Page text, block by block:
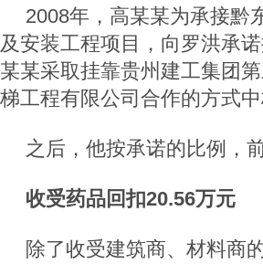
2008年，高某某为承接黔
及安装工程项目，向罗洪承
某某采取挂靠贵州建工集团
梯工程有限公司合作的方式
之后，他按承诺的比例，
收受药品回扣20.56万元
除了收受建筑商、材料商